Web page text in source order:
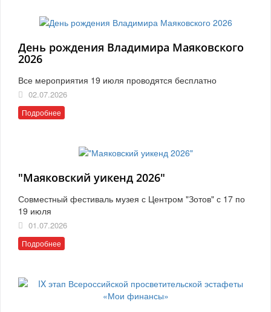
День рождения Владимира Маяковского
2026
Все мероприятия 19 июля проводятся бесплатно
02.07.2026
Подробнее
"Маяковский уикенд 2026"
Совместный фестиваль музея с Центром "Зотов" с 17 по
19 июля
01.07.2026
Подробнее